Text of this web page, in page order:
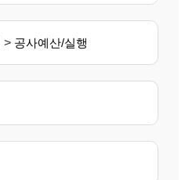
> 공사예산/실행